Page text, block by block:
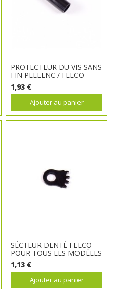
PROTECTEUR DU VIS SANS
FIN PELLENC / FELCO
1,93 €
Ajouter au panier
SÉCTEUR DENTÉ FELCO
POUR TOUS LES MODÈLES
1,13 €
Ajouter au panier